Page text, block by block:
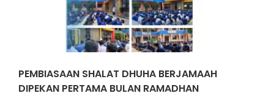
PEMBIASAAN SHALAT DHUHA BERJAMAAH
DIPEKAN PERTAMA BULAN RAMADHAN